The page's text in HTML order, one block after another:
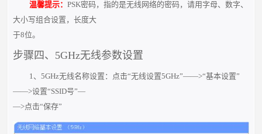
温馨提示： PSK密码，指的是无线网络的密码，请用字母、数字、
大小写组合设置，长度大
于8位。
步骤四、5GHz无线参数设置
1、5GHz无线名称设置：点击“无线设置5GHz”——>“基本设置”
——>设置“SSID号”—
—>点击“保存”